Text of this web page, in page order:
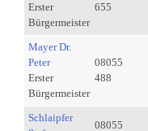
Erster
Bürgermeister
655
Mayer Dr.
Peter
Erster
Bürgermeister
08055
488
Schlaipfer
08055